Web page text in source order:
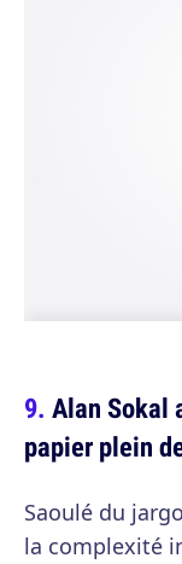
Alan Sokal
papier plein
Saoulé du
la complexité